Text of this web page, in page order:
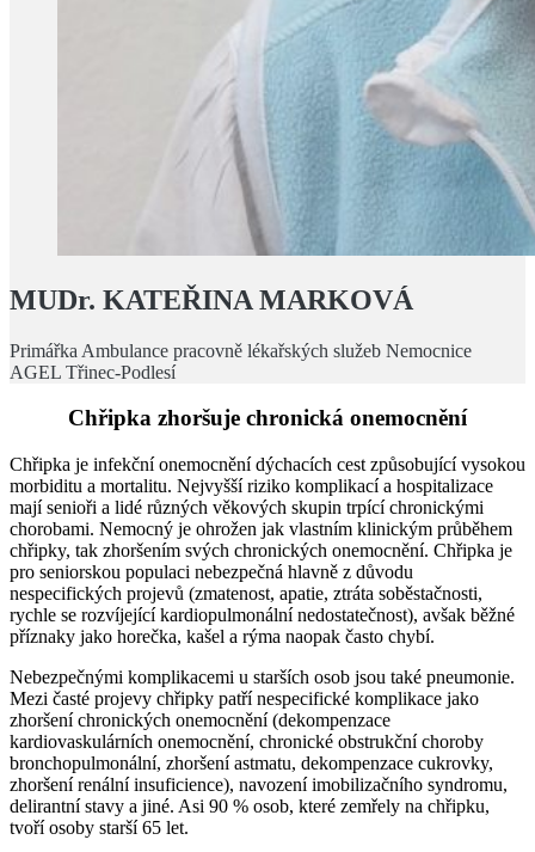
MUDr. KATEŘINA MARKOVÁ
Primářka Ambulance pracovně lékařských služeb Nemocnice
AGEL Třinec-Podlesí
Chřipka zhoršuje chronická onemocnění
Chřipka je infekční onemocnění dýchacích cest způsobující vysokou
morbiditu a mortalitu. Nejvyšší riziko komplikací a hospitalizace
mají senioři a lidé různých věkových skupin trpící chronickými
chorobami. Nemocný je ohrožen jak vlastním klinickým průběhem
chřipky, tak zhoršením svých chronických onemocnění. Chřipka je
pro seniorskou populaci nebezpečná hlavně z důvodu
nespecifických projevů (zmatenost, apatie, ztráta soběstačnosti,
rychle se rozvíjející kardiopulmonální nedostatečnost), avšak běžné
příznaky jako horečka, kašel a rýma naopak často chybí.
Nebezpečnými komplikacemi u starších osob jsou také pneumonie.
Mezi časté projevy chřipky patří nespecifické komplikace jako
zhoršení chronických onemocnění (dekompenzace
kardiovaskulárních onemocnění, chronické obstrukční choroby
bronchopulmonální, zhoršení astmatu, dekompenzace cukrovky,
zhoršení renální insuficience), navození imobilizačního syndromu,
delirantní stavy a jiné. Asi 90 % osob, které zemřely na chřipku,
tvoří osoby starší 65 let.